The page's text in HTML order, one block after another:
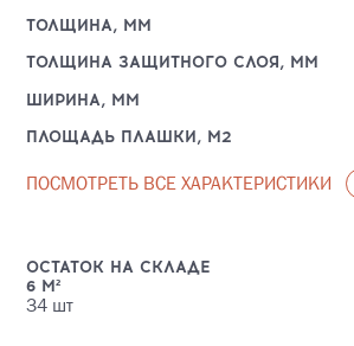
ТОЛЩИНА, ММ
ТОЛЩИНА ЗАЩИТНОГО СЛОЯ, ММ
ШИРИНА, ММ
ПЛОЩАДЬ ПЛАШКИ, М2
ПОСМОТРЕТЬ ВСЕ ХАРАКТЕРИСТИКИ
ОСТАТОК НА СКЛАДЕ
6 М²
34шт